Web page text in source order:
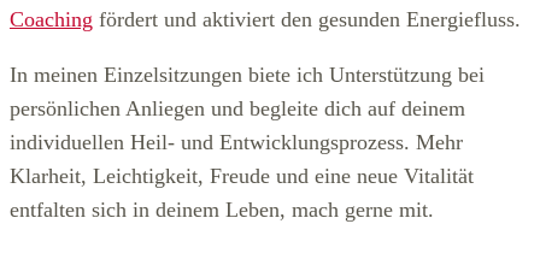
Coaching fördert und aktiviert den gesunden Energiefluss.
In meinen Einzelsitzungen biete ich Unterstützung bei
persönlichen Anliegen und begleite dich auf deinem
individuellen Heil- und Entwicklungsprozess. Mehr
Klarheit, Leichtigkeit, Freude und eine neue Vitalität
entfalten sich in deinem Leben, mach gerne mit.